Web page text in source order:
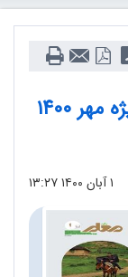
مجلات عمومی بزرگسال رشد ویژه مهر ۱۴۰۰
۱ آبان ۱۴۰۰ ۱۳:۲۷